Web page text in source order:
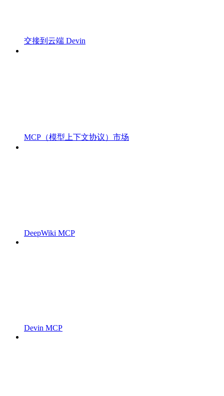
交接到云端 Devin
MCP（模型上下文协议）市场
DeepWiki MCP
Devin MCP